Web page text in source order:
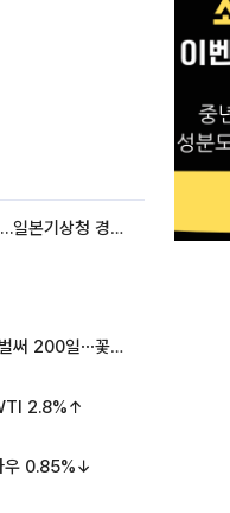
태풍 '돌핀' 오키나와 접근…일본기상청 경로 업데이트
아옳이, 한의사 김형배와 벌써 200일⋯꽃다발 들고 "프러포즈 아냐"
2.8%↑
우 0.85%↓